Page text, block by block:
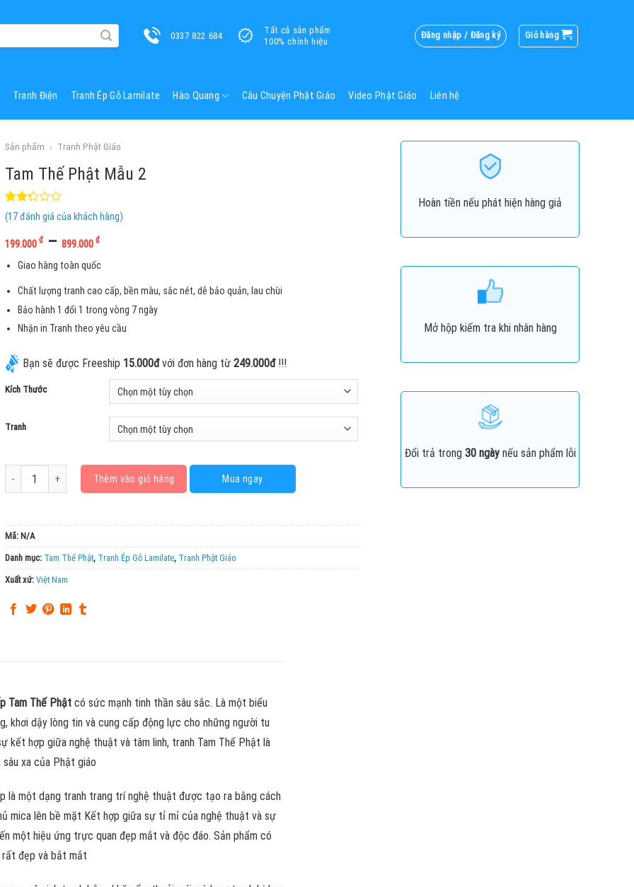
0337 822 684
Tất cả sản phẩm
100% chính hiệu
Đăng nhập / Đăng ký Giỏ hàng
Tranh Điện Tranh Ép Gỗ Lamilate Hào Quang Câu Chuyện Phật Giáo Video Phật Giáo Liên hệ
Hoàn tiền nếu phát hiện hàng giả
Mở hộp kiếm tra khi nhân hàng
Đổi trả trong 30 ngàynếu sản phẩm lỗi
Sản phẩm › Tranh Phật Giáo
Tam Thế Phật Mẫu 2
2.29
trên
dựa
17
đánh
(17đánh giá của khách hàng)
199.000₫ –899.000₫
Giao hàng toàn quốc
Chất lượng tranh cao cấp, bền màu, sắc nét, dễ bảo quản, lau chùi
Bảo hành 1 đổi 1 trong vòng 7 ngày
Nhận in Tranh theo yêu cầu
Bạn sẽ được Freeship 15.000đvới đơn hàng từ249.000đ!!!
Kích Thước
Tranh
Tam Thế Phật Mẫu 2 số lượng
Thêm vào giỏ hàng Mua ngay
Mã: N/A
Danh mục: Tam Thế Phật, Tranh Ép Gỗ Lamilate, Tranh Phật Giáo
Xuất xứ:Việt Nam
Tam Thế Phậtcó sức mạnh tinh thần sâu sắc. Là một biểu
khơi dậy lòng tin và cung cấp động lực cho những người tu
kết hợp giữa nghệ thuật và tâm linh, tranh Tam Thế Phật là
xa của Phật giáo
là một dạng tranh trang trí nghệ thuật được tạo ra bằng cách
mica lên bề mặt Kết hợp giữa sự tỉ mỉ của nghệ thuật và sự
một hiệu ứng trực quan đẹp mắt và độc đáo. Sản phẩm có
đẹp và bắt mắt